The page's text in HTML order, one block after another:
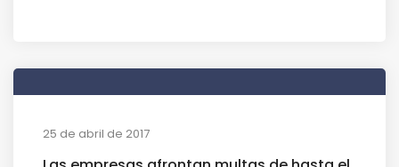
25 de abril de 2017